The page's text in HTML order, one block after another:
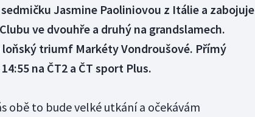
Jasmine Paoliniovou z Itálie a zabojuje
ve dvouhře a druhý na grandslamech.
loňský triumf Markéty Vondroušové. Přímý
na ČT2 a ČT sport Plus.
obě to bude velké utkání a očekávám